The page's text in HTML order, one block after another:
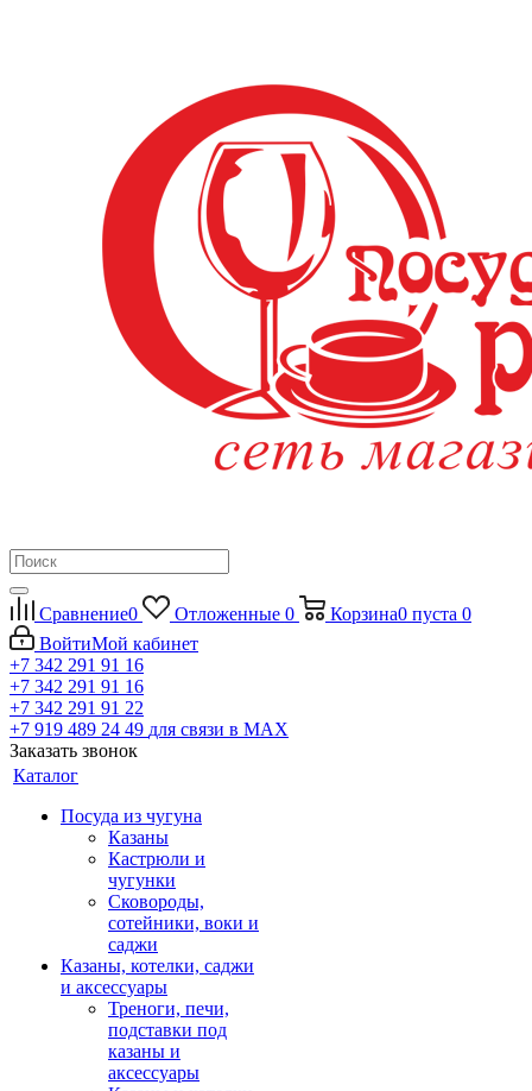
Сравнение0 Отложенные 0 Корзина0 пуста 0
ВойтиМой кабинет
+7 342 291 91 16
+7 342 291 91 16
+7 342 291 91 22
+7 919 489 24 49 для связи в МАХ
Заказать звонок
Каталог
Посуда из чугуна
Казаны
Кастрюли и
чугунки
Сковороды,
сотейники, воки и
саджи
Казаны, котелки, саджи
и аксессуары
Треноги, печи,
подставки под
казаны и
аксессуары